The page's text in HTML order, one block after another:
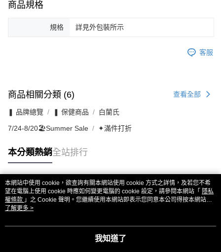
商品規格
規格 詳見外包裝所示
客服
商品相關分類 (6) 查看全部
❚ 品牌總覽 ❚ 保健商品 白蘭氏
7/24-8/20🏖️Summer Sale ✦滿件打折
本分類熱銷全站排行
熱門標籤
本網站中使用 cookie，欲查詢有關本網站使用 cookie 方式之詳情，及若您不希
望在電腦上使用 cookie 時應如何變更電腦的 cookie 設定，請參閱本網站「 隱私
權條款 」之 Cookie 聲明。您繼續使用本網站即表示您同意本公司得按本網站使
用條款之 Cookie 聲明使用 cookie。
了解更多 >
我知道了